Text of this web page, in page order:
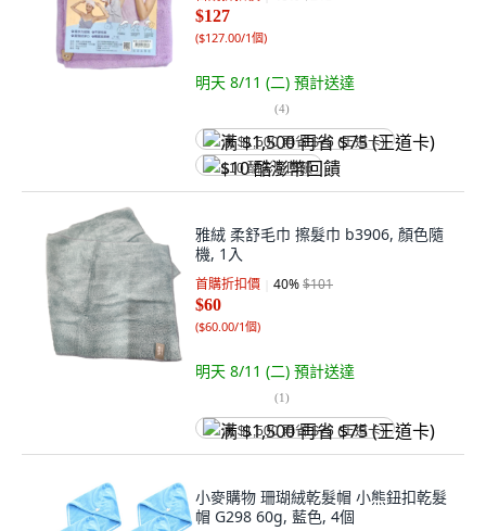
$127
($127.00/1個)
明天 8/11 (二) 預計送達
(4)
满 $1,500 再省 $75 (王道卡)
$10 酷澎幣回饋
雅絨 柔舒毛巾 擦髮巾 b3906, 顏色隨
機, 1入
首購折扣價 40%$101
$60
($60.00/1個)
明天 8/11 (二) 預計送達
(1)
满 $1,500 再省 $75 (王道卡)
小麥購物 珊瑚絨乾髮帽 小熊鈕扣乾髮
帽 G298 60g, 藍色, 4個